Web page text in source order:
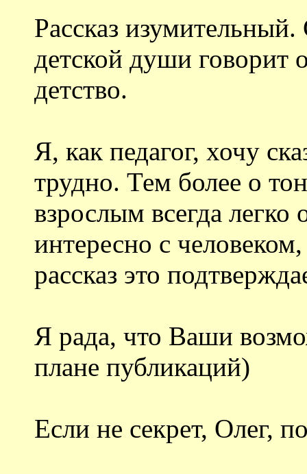
Рассказ
детской души говорит
детство.
Я, как педагог, хочу
трудно. Тем более о
взрослым всегда легко
интересно с
рассказ это
Я рада, что Ваши
плане публикаций)
Если не секрет, Олег,